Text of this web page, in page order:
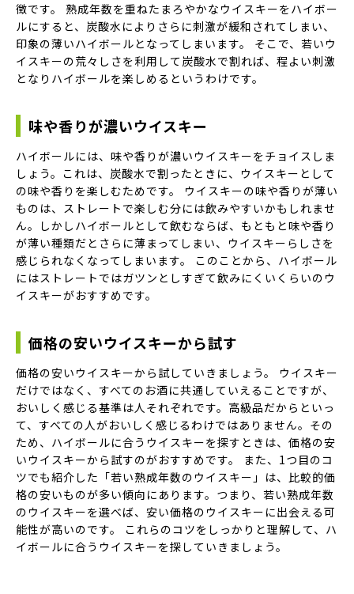
徴です。 熟成年数を重ねたまろやかなウイスキーをハイボー
ルにすると、炭酸水によりさらに刺激が緩和されてしまい、
印象の薄いハイボールとなってしまいます。 そこで、若いウ
イスキーの荒々しさを利用して炭酸水で割れば、程よい刺激
となりハイボールを楽しめるというわけです。
味や香りが濃いウイスキー
ハイボールには、味や香りが濃いウイスキーをチョイスしま
しょう。これは、炭酸水で割ったときに、ウイスキーとして
の味や香りを楽しむためです。 ウイスキーの味や香りが薄い
ものは、ストレートで楽しむ分には飲みやすいかもしれませ
ん。しかしハイボールとして飲むならば、もともと味や香り
が薄い種類だとさらに薄まってしまい、ウイスキーらしさを
感じられなくなってしまいます。 このことから、ハイボール
にはストレートではガツンとしすぎて飲みにくいくらいのウ
イスキーがおすすめです。
価格の安いウイスキーから試す
価格の安いウイスキーから試していきましょう。 ウイスキー
だけではなく、すべてのお酒に共通していえることですが、
おいしく感じる基準は人それぞれです。高級品だからといっ
て、すべての人がおいしく感じるわけではありません。その
ため、ハイボールに合うウイスキーを探すときは、価格の安
いウイスキーから試すのがおすすめです。 また、1つ目のコ
ツでも紹介した「若い熟成年数のウイスキー」は、比較的価
格の安いものが多い傾向にあります。つまり、若い熟成年数
のウイスキーを選べば、安い価格のウイスキーに出会える可
能性が高いのです。 これらのコツをしっかりと理解して、ハ
イボールに合うウイスキーを探していきましょう。